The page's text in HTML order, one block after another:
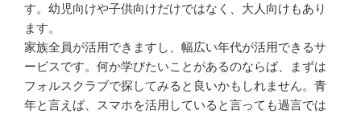
す。幼児向けや子供向けだけではなく、大人向けもあり
ます。
家族全員が活用できますし、幅広い年代が活用できるサ
ービスです。何か学びたいことがあるのならば、まずは
フォルスクラブで探してみると良いかもしれません。青
年と言えば、スマホを活用していると言っても過言では